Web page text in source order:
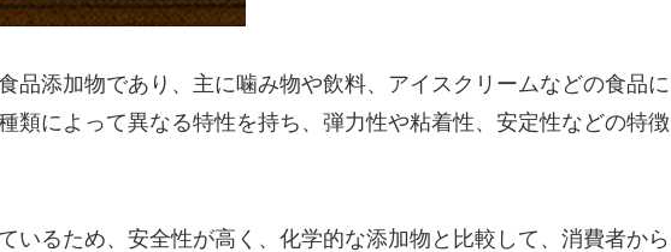
品添加物であり、主に噛み物や飲料、アイスクリームなどの食品に
類によって異なる特性を持ち、弾力性や粘着性、安定性などの特徴
いるため、安全性が高く、化学的な添加物と比較して、消費者から